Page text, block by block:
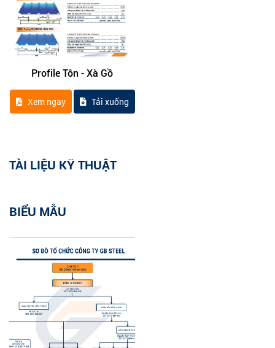
Profile Tôn - Xà Gồ
Xem ngay Tải xuống
TÀI LIỆU KỸ THUẬT
BIỂU MẪU